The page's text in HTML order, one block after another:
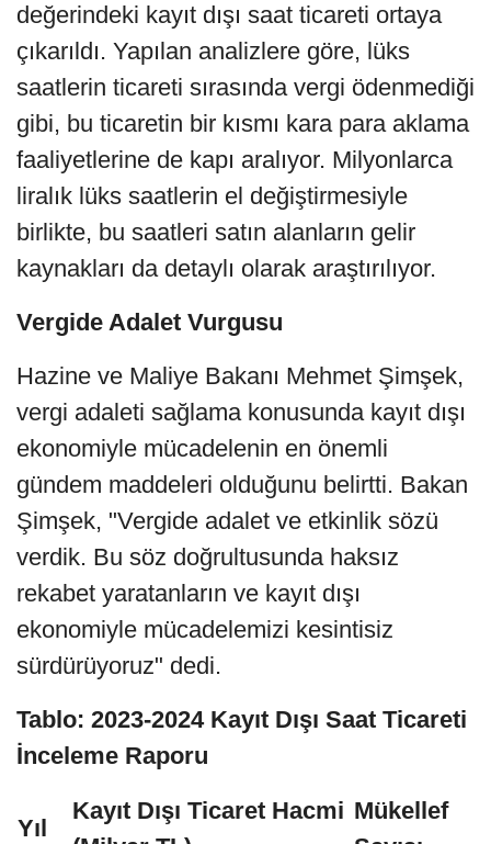
değerindeki kayıt dışı saat ticareti ortaya
çıkarıldı. Yapılan analizlere göre, lüks
saatlerin ticareti sırasında vergi ödenmediği
gibi, bu ticaretin bir kısmı kara para aklama
faaliyetlerine de kapı aralıyor. Milyonlarca
liralık lüks saatlerin el değiştirmesiyle
birlikte, bu saatleri satın alanların gelir
kaynakları da detaylı olarak araştırılıyor.
Vergide Adalet Vurgusu
Hazine ve Maliye Bakanı Mehmet Şimşek,
vergi adaleti sağlama konusunda kayıt dışı
ekonomiyle mücadelenin en önemli
gündem maddeleri olduğunu belirtti. Bakan
Şimşek, "Vergide adalet ve etkinlik sözü
verdik. Bu söz doğrultusunda haksız
rekabet yaratanların ve kayıt dışı
ekonomiyle mücadelemizi kesintisiz
sürdürüyoruz" dedi.
Tablo: 2023-2024 Kayıt Dışı Saat Ticareti
İnceleme Raporu
Yıl
Kayıt Dışı Ticaret Hacmi Mükellef